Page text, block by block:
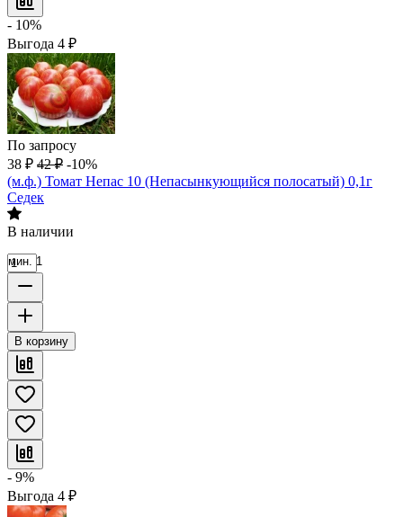
- 10%
Выгода 4 ₽
По запросу
38 ₽ 42 ₽ -10%
(м.ф.) Томат Непас 10 (Непасынкующийся полосатый) 0,1г
Седек
В наличии
мин. 1
В корзину
- 9%
Выгода 4 ₽